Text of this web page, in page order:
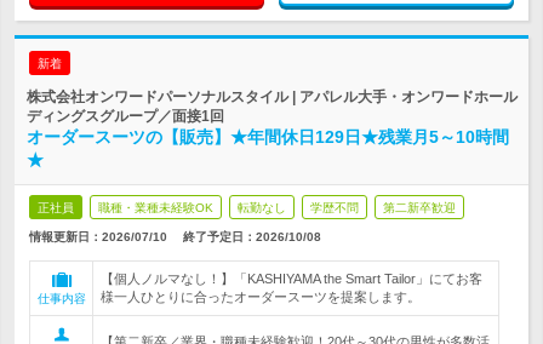
新着
株式会社オンワードパーソナルスタイル | アパレル大手・オンワードホール
ディングスグループ／面接1回
オーダースーツの【販売】★年間休日129日★残業月5～10時間
★
正社員 職種・業種未経験OK 転勤なし 学歴不問 第二新卒歓迎
情報更新日：2026/07/10 終了予定日： 2026/10/08
仕事内容
【個人ノルマなし！】「KASHIYAMA the Smart Tailor」にてお客
様一人ひとりに合ったオーダースーツを提案します。